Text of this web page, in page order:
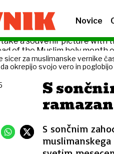
Novice
sicer za muslimanske vernike
okrepijo svojo vero in
S
ramazan
S sončnim